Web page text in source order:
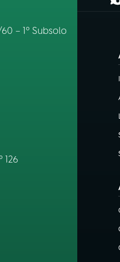
– 1º Subsolo
126